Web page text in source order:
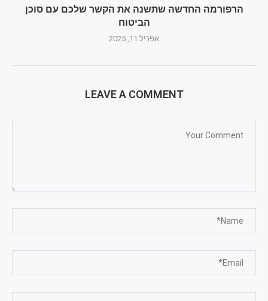
הרפורמה החדשה שתשנה את הקשר שלכם עם סוכן
הביטוח
אפריל 11, 2025
LEAVE A COMMENT